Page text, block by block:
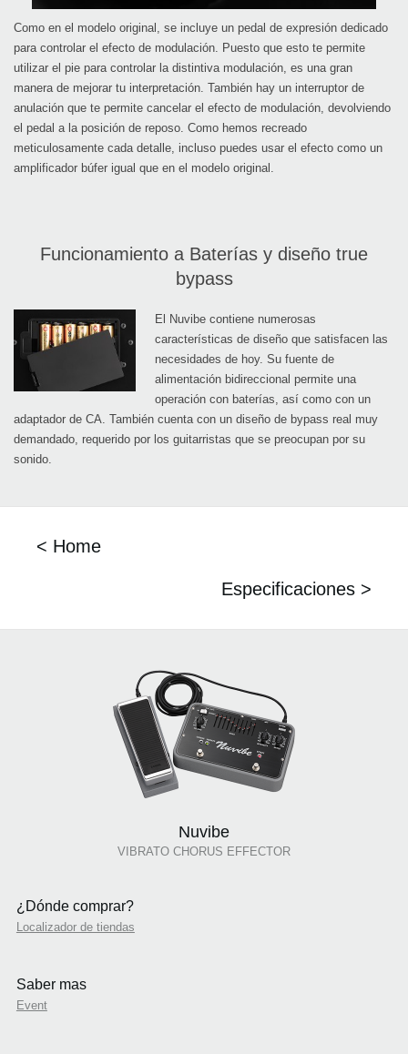
Como en el modelo original, se incluye un pedal de expresión dedicado
para controlar el efecto de modulación. Puesto que esto te permite
utilizar el pie para controlar la distintiva modulación, es una gran
manera de mejorar tu interpretación. También hay un interruptor de
anulación que te permite cancelar el efecto de modulación, devolviendo
el pedal a la posición de reposo. Como hemos recreado
meticulosamente cada detalle, incluso puedes usar el efecto como un
amplificador búfer igual que en el modelo original.
Funcionamiento a Baterías y diseño true
bypass
El Nuvibe contiene numerosas
características de diseño que satisfacen las
necesidades de hoy. Su fuente de
alimentación bidireccional permite una
operación con baterías, así como con un
adaptador de CA. También cuenta con un diseño de bypass real muy
demandado, requerido por los guitarristas que se preocupan por su
sonido.
< Home
Especificaciones >
Nuvibe
VIBRATO CHORUS EFFECTOR
¿Dónde comprar?
Localizador de tiendas
Saber mas
Event